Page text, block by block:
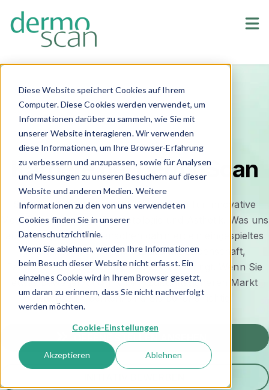
Diese Website speichert Cookies auf Ihrem
Computer. Diese Cookies werden verwendet, um
Informationen darüber zu sammeln, wie Sie mit
unserer Website interagieren. Wir verwenden
diese Informationen, um Ihre Browser-Erfahrung
zu verbessern und anzupassen, sowie für Analysen
und Messungen zu unseren Besuchern auf dieser
Website und anderen Medien. Weitere
Informationen zu den von uns verwendeten
Cookies finden Sie in unserer
Datenschutzrichtlinie.
Wenn Sie ablehnen, werden Ihre Informationen
beim Besuch dieser Website nicht erfasst. Ein
einzelnes Cookie wird in Ihrem Browser gesetzt,
um daran zu erinnern, dass Sie nicht nachverfolgt
werden möchten.
Cookie-Einstellungen
Akzeptieren Ablehnen
Unternehmen
Karriere bei DermoScan
Seit über 10 Jahren steht DermoScan für innovative
Medizintechnik in der Dermatologie und Ästhetik. Was uns
ausmacht, sind die Menschen dahinter: ein eingespieltes
Team, das Praxen und Studios mit Leidenschaft,
Fachwissen und echtem Service voranbringt. Wenn Sie
etwas bewegen und in einem zukunftssicheren Markt
wachsen möchten, sind Sie bei uns richtig.